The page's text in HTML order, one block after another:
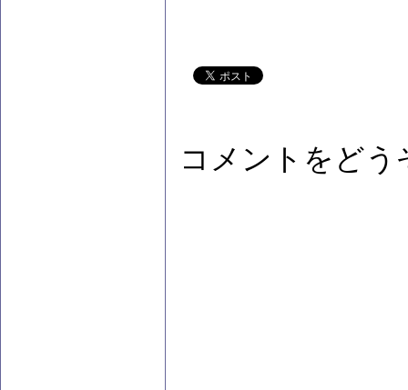
コメントをどう